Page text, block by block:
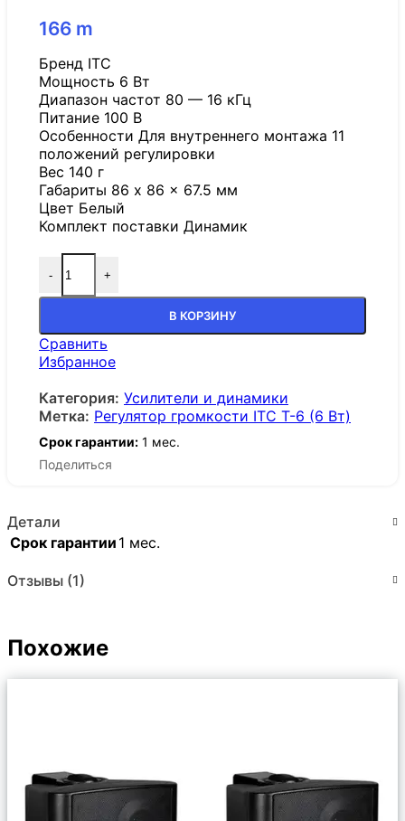
166 m
Бренд ITC
Мощность 6 Вт
Диапазон частот 80 — 16 кГц
Питание 100 В
Особенности Для внутреннего монтажа 11
положений регулировки
Вес 140 г
Габариты 86 x 86 x 67.5 мм
Цвет Белый
Комплект поставки Динамик
- +
В КОРЗИНУ
Сравнить
Избранное
Категория: Усилители и динамики
Метка: Регулятор громкости ITC T-6 (6 Вт)
Срок гарантии: 1 мес.
Поделиться
Детали
Срок гарантии 1 мес.
Отзывы (1)
Похожие